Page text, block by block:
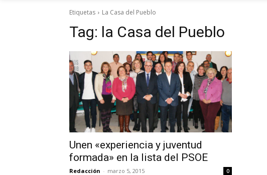
Etiquetas La Casa del Pueblo
Tag: la Casa del Pueblo
Unen «experiencia y juventud
formada» en la lista del PSOE
Redacción - marzo 5, 2015 0